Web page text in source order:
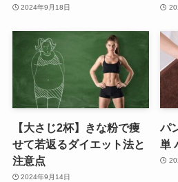
2024年9月18日
【大さじ2杯】きな粉で痩
せて若返るダイエット法と
注意点
2024年9月14日
パ
単